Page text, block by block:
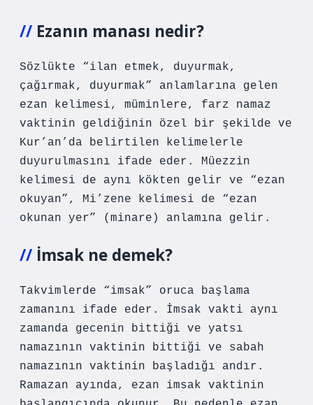
Ezanın manası nedir?
Sözlükte “ilan etmek, duyurmak,
çağırmak, duyurmak” anlamlarına gelen
ezan kelimesi, müminlere, farz namaz
vaktinin geldiğinin özel bir şekilde ve
Kur’an’da belirtilen kelimelerle
duyurulmasını ifade eder. Müezzin
kelimesi de aynı kökten gelir ve “ezan
okuyan”, Mi’zene kelimesi de “ezan
okunan yer” (minare) anlamına gelir.
İmsak ne demek?
Takvimlerde “imsak” oruca başlama
zamanını ifade eder. İmsak vakti aynı
zamanda gecenin bittiği ve yatsı
namazının vaktinin bittiği ve sabah
namazının vaktinin başladığı andır.
Ramazan ayında, ezan imsak vaktinin